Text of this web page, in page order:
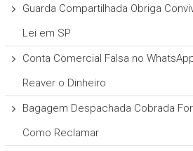
Guarda Compartilhada Obriga
Lei em SP
Conta Comercial Falsa no
Reaver o Dinheiro
Bagagem Despachada Cobrada
Como Reclamar